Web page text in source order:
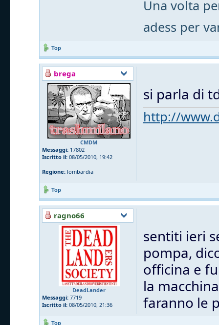
Una volta
adess per
Top
brega
CMDM
Messaggi: 17802
Iscritto il: 08/05/2010, 19:42
Regione: lombardia
si parla di
http://
Top
ragno66
DeadLander
Messaggi: 7719
Iscritto il: 08/05/2010, 21:36
sentiti ieri
pompa,
officina e
la
faranno le
Top